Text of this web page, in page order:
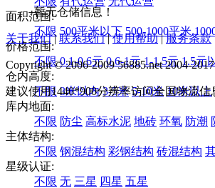
面积范围:
不限 500平米以下 500-1000平米
价格范围:
不限 0.1-0.6元 0.6-1元 1-1.5元 1.5元
仓内高度:
不限 3米以内 3-5米 5-10米 10米以上
库内地面:
不限 防尘 高标水泥 地砖 环氧 防潮
主体结构:
不限 钢混结构 彩钢结构 砖混结构
星级认证:
不限 无 三星 四星 五星
暂无仓储信息！
关于我们|联系我们|使用帮助|服务条款
Copyright © 2006-2009 56885.net 2004-
建议使用1440*900分辨率访问全国物流信